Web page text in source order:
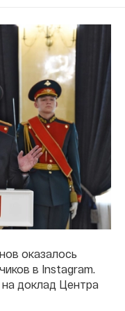
оказалось
в Instagram.
доклад Центра